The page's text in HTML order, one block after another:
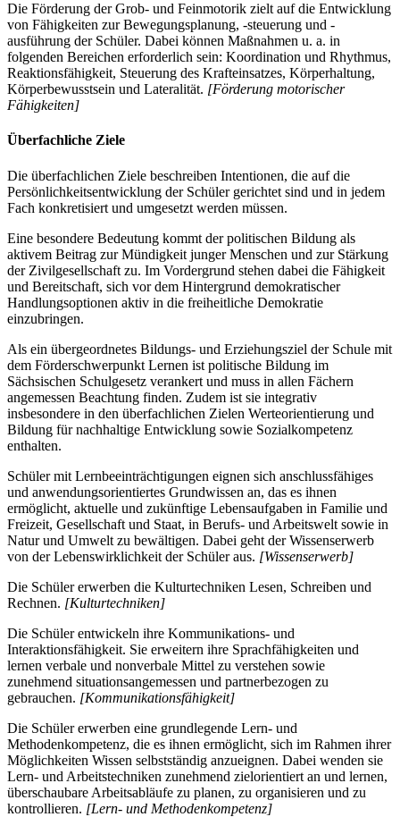
Die Förderung der Grob- und Feinmotorik zielt auf die Entwicklung
von Fähigkeiten zur Bewegungsplanung, -steuerung und -
ausführung der Schüler. Dabei können Maßnahmen u. a. in
folgenden Bereichen erforderlich sein: Koordination und Rhythmus,
Reaktionsfähigkeit, Steuerung des Krafteinsatzes, Körperhaltung,
Körperbewusstsein und Lateralität. [Förderung motorischer
Fähigkeiten]
Überfachliche Ziele
Die überfachlichen Ziele beschreiben Intentionen, die auf die
Persönlichkeitsentwicklung der Schüler gerichtet sind und in jedem
Fach konkretisiert und umgesetzt werden müssen.
Eine besondere Bedeutung kommt der politischen Bildung als
aktivem Beitrag zur Mündigkeit junger Menschen und zur Stärkung
der Zivilgesellschaft zu. Im Vordergrund stehen dabei die Fähigkeit
und Bereitschaft, sich vor dem Hintergrund demokratischer
Handlungsoptionen aktiv in die freiheitliche Demokratie
einzubringen.
Als ein übergeordnetes Bildungs- und Erziehungsziel der Schule mit
dem Förderschwerpunkt Lernen ist politische Bildung im
Sächsischen Schulgesetz verankert und muss in allen Fächern
angemessen Beachtung finden. Zudem ist sie integrativ
insbesondere in den überfachlichen Zielen Werteorientierung und
Bildung für nachhaltige Entwicklung sowie Sozialkompetenz
enthalten.
Schüler mit Lernbeeinträchtigungen eignen sich anschlussfähiges
und anwendungsorientiertes Grundwissen an, das es ihnen
ermöglicht, aktuelle und zukünftige Lebensaufgaben in Familie und
Freizeit, Gesellschaft und Staat, in Berufs- und Arbeitswelt sowie in
Natur und Umwelt zu bewältigen. Dabei geht der Wissenserwerb
von der Lebenswirklichkeit der Schüler aus. [Wissenserwerb]
Die Schüler erwerben die Kulturtechniken Lesen, Schreiben und
Rechnen. [Kulturtechniken]
Die Schüler entwickeln ihre Kommunikations- und
Interaktionsfähigkeit. Sie erweitern ihre Sprachfähigkeiten und
lernen verbale und nonverbale Mittel zu verstehen sowie
zunehmend situationsangemessen und partnerbezogen zu
gebrauchen. [Kommunikationsfähigkeit]
Die Schüler erwerben eine grundlegende Lern- und
Methodenkompetenz, die es ihnen ermöglicht, sich im Rahmen ihrer
Möglichkeiten Wissen selbstständig anzueignen. Dabei wenden sie
Lern- und Arbeitstechniken zunehmend zielorientiert an und lernen,
überschaubare Arbeitsabläufe zu planen, zu organisieren und zu
kontrollieren. [Lern- und Methodenkompetenz]